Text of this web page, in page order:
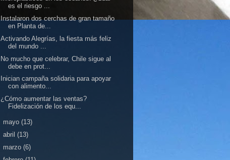
es el riesgo ...
Instalaron dos cerchas de gran tamaño
en Planta de...
Activando Alegrías, la fiesta más feliz
del mundo ...
No mucho que celebrar, Chile sigue al
debe en prot...
Inician campaña solidaria para apoyar
con alimento...
¿Cómo aumentar las ventas?
Fidelización de los equ...
mayo (13)
abril (13)
marzo (6)